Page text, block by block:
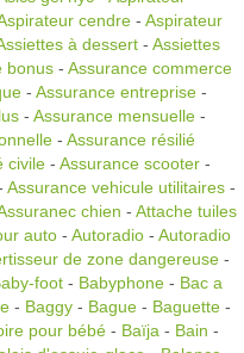
cendre - Aspirateur
à dessert - Assiettes
bonus - Assurance commerce
- Assurance entreprise -
- Assurance mensuelle -
- Assurance résilié
civile - Assurance scooter -
Assurance vehicule utilitaires -
chien - Attache tuiles
auto - Autoradio - Autoradio
de zone dangereuse -
foot - Babyphone - Bac a
- Baggy - Bague - Baguette -
pour bébé - Baïja - Bain -